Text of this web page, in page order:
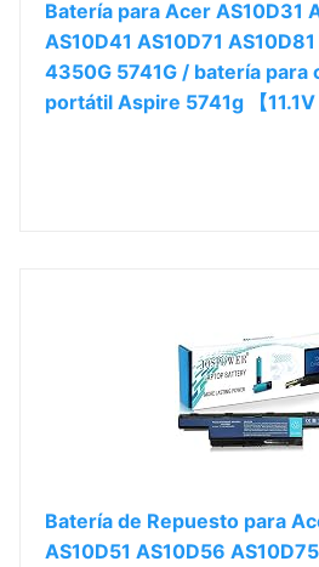
Batería para Acer AS10D31
AS10D41 AS10D71
4350G 5741G / batería para
portátil Aspire 5741g 【
Batería de Repuesto para
AS10D51 AS10D56